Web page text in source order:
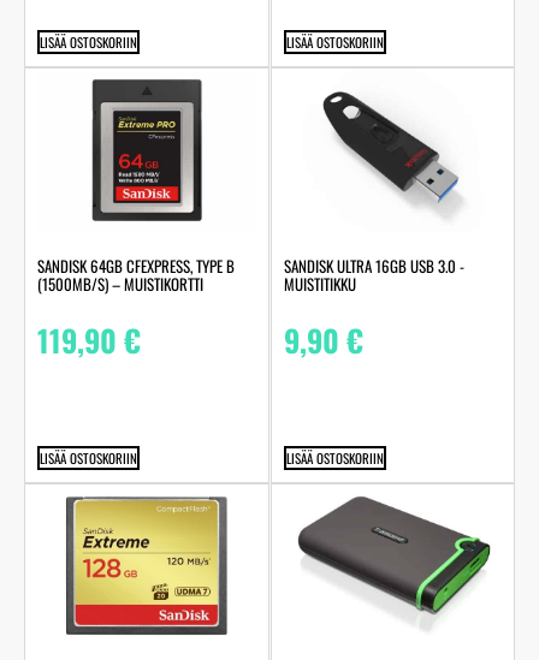
LISÄÄ OSTOSKORIIN LISÄÄ OSTOSKORIIN
SANDISK 64GB CFEXPRESS, TYPE B
(1500MB/S) – MUISTIKORTTI
119,90€
LISÄÄ OSTOSKORIIN
SANDISK ULTRA 16GB USB 3.0 -
MUISTITIKKU
9,90€
LISÄÄ OSTOSKORIIN